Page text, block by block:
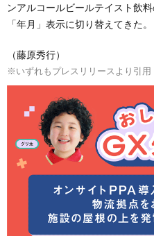
ンアルコールビールテイスト飲
「年月」表示に切り替えてきた。
（藤原秀行）
※いずれもプレスリリースより引用